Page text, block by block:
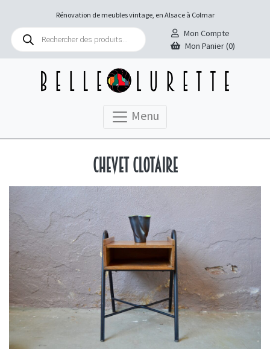
Rénovation de meubles vintage, en Alsace à Colmar
Recherche
produits
Mon Compte
Mon Panier (0)
Menu
Chevet Clotaire